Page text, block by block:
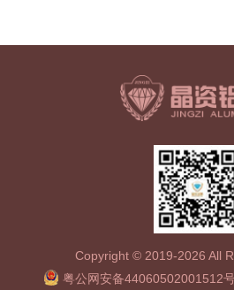
Copyright © 2019-2026 All
粤公网安备44060502001512